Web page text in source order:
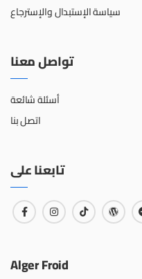
سياسة الإستبدال والإسترجاع
تواصل معنا
أسئلة شائعة
اتصل بنا
تابعنا على
Alger Froid